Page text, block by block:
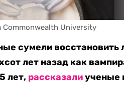
Commonwealth University
сумели восстановить
лет назад как
лет, рассказалиученые